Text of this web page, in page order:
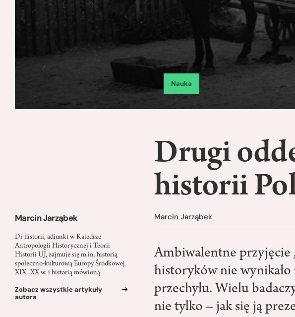
Nauka
Marcin Jarząbek
Dr historii, adiunkt w Katedrze
Antropologii Historycznej i Teorii
Historii UJ, zajmuje się m.in. historią
społeczno-kulturową Europy Środkowej
XIX–XX w. i historią mówioną
Zobacz wszystkie artykuły
autora
Drugi
historii
Marcin Jarząbek
Ambiwalentne przyjęcie
historyków nie
przechyłu. Wielu
nie tylko – jak się ją